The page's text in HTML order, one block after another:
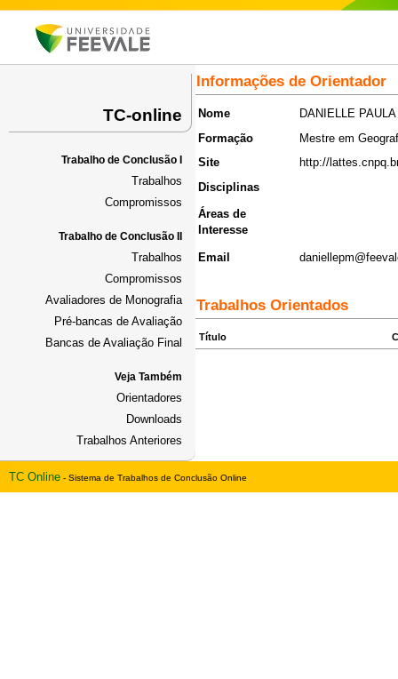
TC-online
Trabalho de Conclusão I
Trabalhos
Compromissos
Trabalho de Conclusão II
Trabalhos
Compromissos
Avaliadores de Monografia
Pré-bancas de Avaliação
Bancas de Avaliação Final
Veja Também
Orientadores
Downloads
Trabalhos Anteriores
Informações de Orientador
Nome
DANIELLE
Formação
Mestre em
Site
http://
Disciplinas
Áreas de
Interesse
Email
Trabalhos Orientados
Título
TC Online - Sistema de Trabalhos de Conclusão Online